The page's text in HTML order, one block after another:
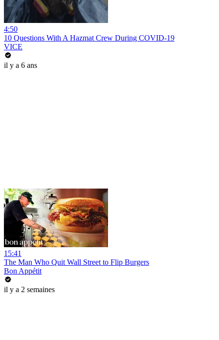
4:50
10 Questions With A Hazmat Crew During COVID-19
VICE
il y a 6 ans
15:41
The Man Who Quit Wall Street to Flip Burgers
Bon Appétit
il y a 2 semaines